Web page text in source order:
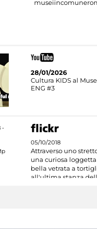
28/01/2026
Cultura KIDS al
ENG #3
05/10/2018
Attraverso uno
una curiosa
bella vetrata a
all'ultima stanza